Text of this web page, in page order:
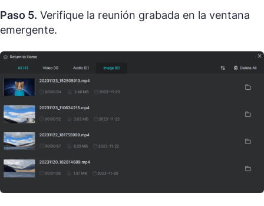
Paso 5. Verifique la reunión grabada en la ventana
emergente.